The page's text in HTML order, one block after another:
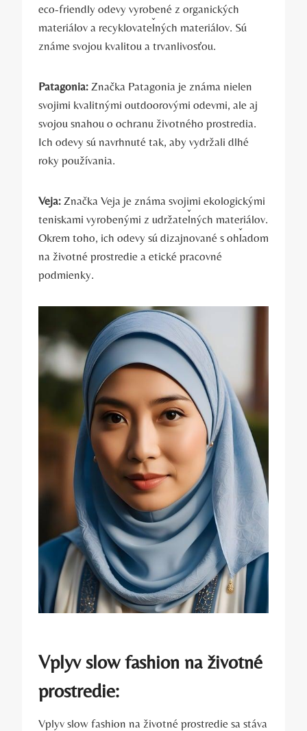
eco-friendly odevy vyrobené z organických
materiálov a recyklovateľných materiálov. Sú
známe svojou kvalitou a trvanlivosťou.
Patagonia: Značka Patagonia je známa nielen
svojimi kvalitnými outdoorovými odevmi, ale aj
svojou snahou o ochranu životného prostredia.
Ich odevy sú navrhnuté tak, aby vydržali dlhé
roky používania.
Veja: Značka Veja je známa svojimi ekologickými
teniskami vyrobenými z udržateľných materiálov.
Okrem toho, ich odevy sú dizajnované s ohľadom
na životné prostredie a etické pracovné
podmienky.
Vplyv slow fashion na životné
prostredie:
Vplyv slow fashion na životné prostredie sa stáva